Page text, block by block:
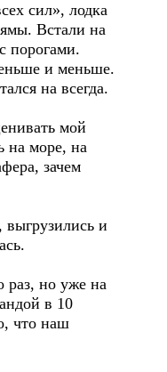
сил», лодка
Встали на
порогами.
и меньше.
на всегда.
мой
на море, на
зачем
и
раз, но уже на
в 10
что наш